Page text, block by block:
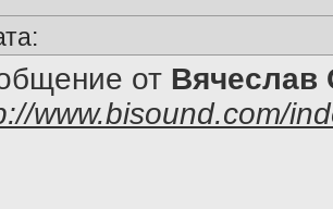
от Вячеслав
www.bisound.com/